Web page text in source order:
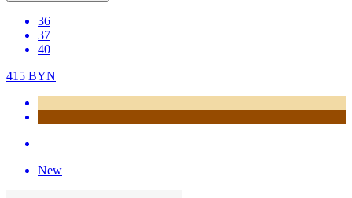
36
37
40
415 BYN
New